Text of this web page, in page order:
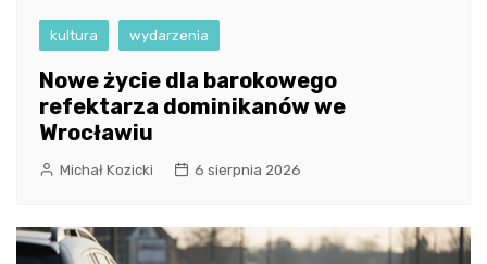
kultura wydarzenia
Nowe życie dla barokowego
refektarza dominikanów we
Wrocławiu
Michał Kozicki 6 sierpnia 2026